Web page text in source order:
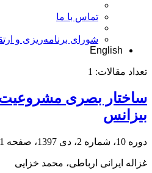
تماس با ما
شورای برنامه‌ریزی و
English
تعداد مقالات: 1
ساختار بصری مشروعیت
بیزانس
دوره 10، شماره 2، دی 1397، صفحه 1-18
غزاله ایرانی ارباطی، محمد خزایی